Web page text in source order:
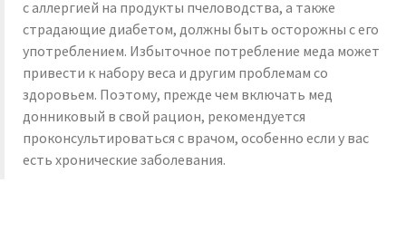
с аллергией на продукты пчеловодства, а также
страдающие диабетом, должны быть осторожны с его
употреблением. Избыточное потребление меда может
привести к набору веса и другим проблемам со
здоровьем. Поэтому, прежде чем включать мед
донниковый в свой рацион, рекомендуется
проконсультироваться с врачом, особенно если у вас
есть хронические заболевания.